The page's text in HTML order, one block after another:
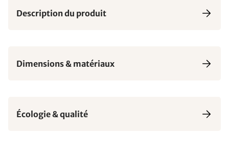
Description du produit
Dimensions & matériaux
Écologie & qualité